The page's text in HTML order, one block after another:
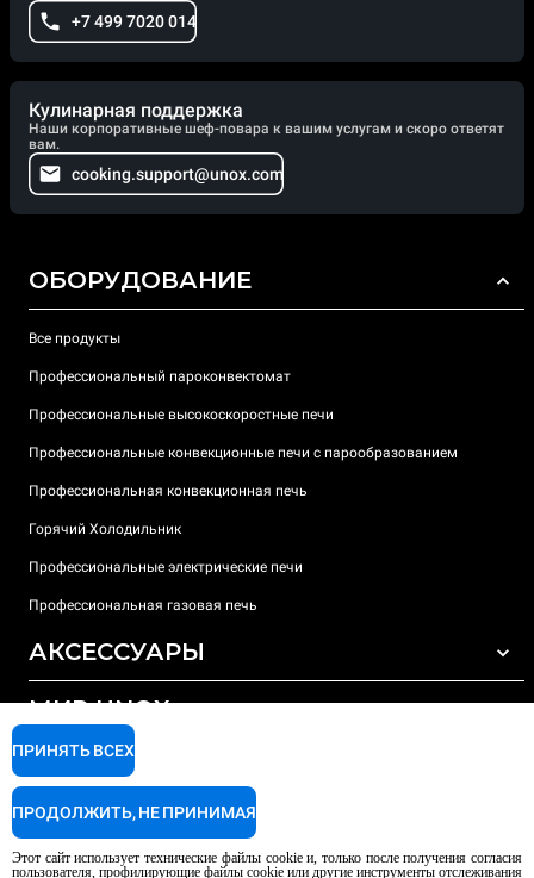
+7 499 7020 014
Кулинарная поддержка
Наши корпоративные шеф-повара к вашим услугам и скоро ответят
вам.
cooking.support@unox.com
ОБОРУДОВАНИЕ
Все продукты
Профессиональный пароконвектомат
Профессиональные высокоскоростные печи
Профессиональные конвекционные печи с парообразованием
Профессиональная конвекционная печь
Горячий Холодильник
Профессиональные электрические печи
Профессиональная газовая печь
АКСЕССУАРЫ
Моющие средства для автоматической мойки
Моющие средства для мойки вручную
Ионообменный фильтр
Система обратного осмоса
МИР UNOX
Наши офисы по всему миру
ПОДДЕРЖКА
Гарантия Unox
Найти дилеров
Этот сайт использует технические файлы cookie и, только после получения согласия
пользователя, профилирующие файлы cookie или другие инструменты отслеживания
ПРИНЯТЬ ВСЕХ
ПРОДОЛЖИТЬ, НЕ ПРИНИМАЯ